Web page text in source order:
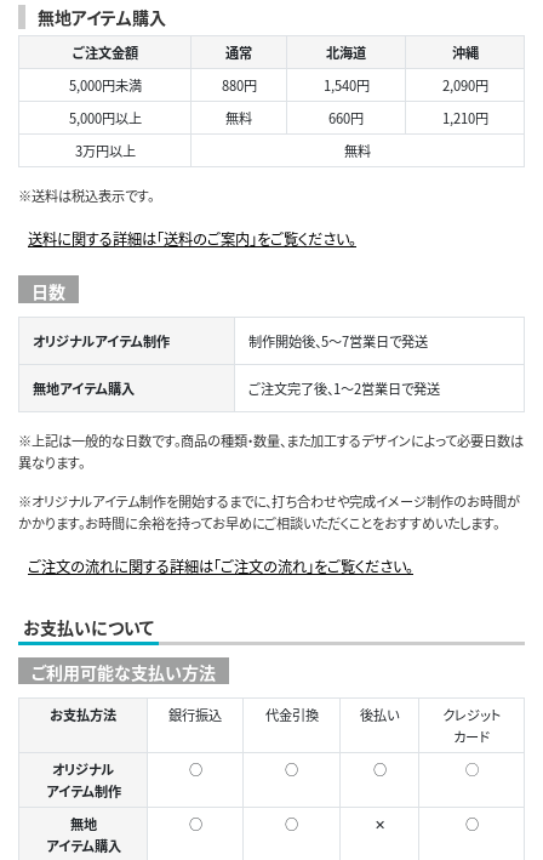
無地アイテム購入
ご注文金額 通常 北海道
沖縄
5,000円未満
880円 1,540円
2,090円
5,000円以上
無料 660円
1,210円
3万円以上
無料
※送料は税込表示です。
送料に関する詳細は「送料のご案内」をご覧ください。
日数
オリジナルアイテム制作 制作開始後、5～7営業日で発送
無地アイテム購入 ご注文完了後、1～2営業日で発送
※上記は一般的な日数です。商品の種類・数量、また加工するデザインによって必要日数は
異なります。
※オリジナルアイテム制作を開始するまでに、打ち合わせや完成イメージ制作のお時間が
かかります。お時間に余裕を持ってお早めにご相談いただくことをおすすめいたします。
ご注文の流れに関する詳細は「ご注文の流れ」をご覧ください。
お支払いについて
ご利用可能な支払い方法
お支払方法 銀行振込 代金引換 後払い
クレジット
カード
オリジナル
アイテム制作
○ ○ ○ ◯
無地
アイテム購入
○ ○ ✕ ○